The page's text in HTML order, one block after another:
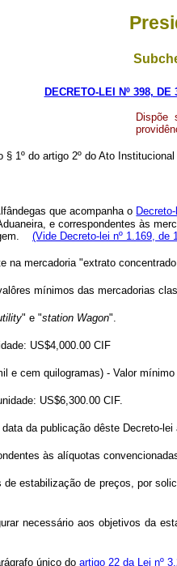
DECRETO-LEI Nº 398,
Dispõe
1º do artigo 2º do Ato
que acompanha o
e correspondentes às
(Vide Decreto-lei nº 1.169, de
na mercadoria "extrato
mínimos das mercadorias
" e "station Wagon".
US$4,000.00 CIF
e cem quilogramas) - Valor
US$6,300.00 CIF.
da publicação dêste Decreto-
às alíquotas
estabilização de preços, por
necessário aos objetivos da
único do artigo 22 da Lei nº